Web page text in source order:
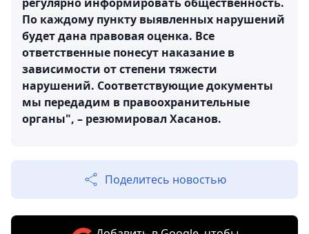
По каждому пункту выявленных нарушений
будет дана правовая оценка. Все
ответственные понесут наказание в
зависимости от степени тяжести
нарушений. Соответствующие документы
мы передадим в правоохранительные
органы", – резюмировал Хасанов.
Поделитесь новостью